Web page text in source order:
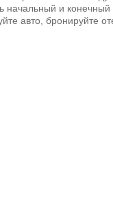
начальный и конечный
авто, бронируйте